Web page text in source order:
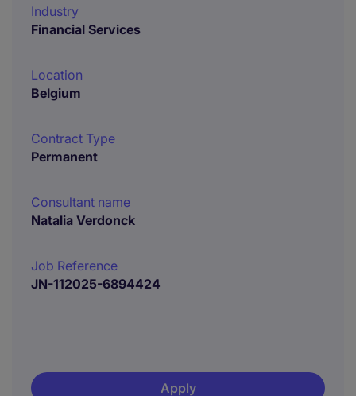
Industry
Financial Services
Location
Belgium
Contract Type
Permanent
Consultant name
Natalia Verdonck
Job Reference
JN-112025-6894424
Apply